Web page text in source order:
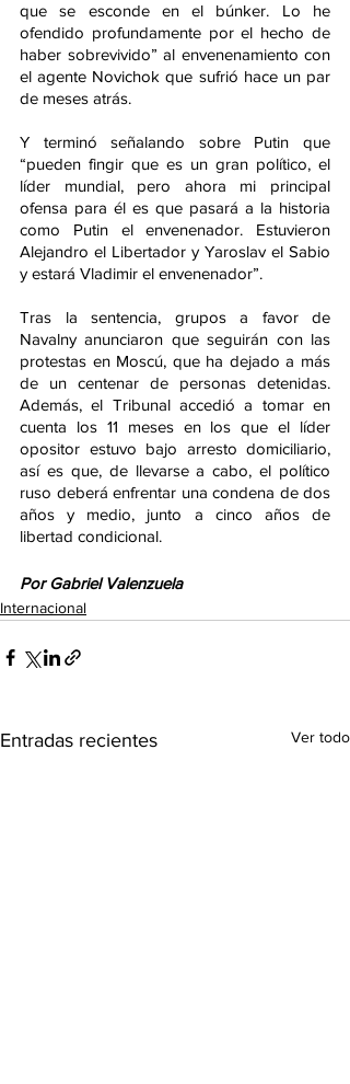
que se esconde en el búnker. Lo he
ofendido profundamente por el hecho de
haber sobrevivido” al envenenamiento con
el agente Novichok que sufrió hace un par
de meses atrás.
Y terminó señalando sobre Putin que
“pueden fingir que es un gran político, el
líder mundial, pero ahora mi principal
ofensa para él es que pasará a la historia
como Putin el envenenador. Estuvieron
Alejandro el Libertador y Yaroslav el Sabio
y estará Vladimir el envenenador”.
Tras la sentencia, grupos a favor de
Navalny anunciaron que seguirán con las
protestas en Moscú, que ha dejado a más
de un centenar de personas detenidas.
Además, el Tribunal accedió a tomar en
cuenta los 11 meses en los que el líder
opositor estuvo bajo arresto domiciliario,
así es que, de llevarse a cabo, el político
ruso deberá enfrentar una condena de dos
años y medio, junto a cinco años de
libertad condicional.
Por Gabriel Valenzuela
Internacional
Entradas recientes Ver todo